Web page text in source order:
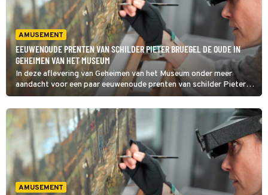
AMUSEMENT
EEUWENOUDE PRENTEN VAN SCHILDER PIETER BRUEGEL DE OUDE IN
GEHEIMEN VAN HET MUSEUM
In deze aflevering van Geheimen van het Museum onder meer
aandacht voor een paar eeuwenoude prenten van schilder Pieter
Bruegel de Oude. Die gaan in bad, in de hoop ze toonbaar te
krijgen voor een prestigieuze internationale tentoonstelling.
AMUSEMENT